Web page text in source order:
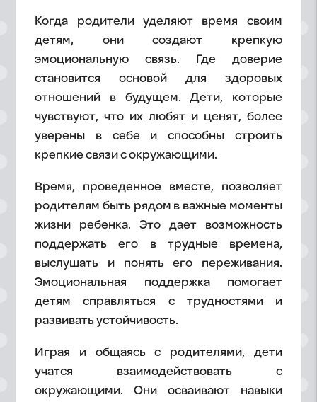
Когда родители уделяют время своим
детям, они создают крепкую
эмоциональную связь. Где доверие
становится основой для здоровых
отношений в будущем. Дети, которые
чувствуют, что их любят и ценят, более
уверены в себе и способны строить
крепкие связи с окружающими.
Время, проведенное вместе, позволяет
родителям быть рядом в важные моменты
жизни ребенка. Это дает возможность
поддержать его в трудные времена,
выслушать и понять его переживания.
Эмоциональная поддержка помогает
детям справляться с трудностями и
развивать устойчивость.
Играя и общаясь с родителями, дети
учатся взаимодействовать с
окружающими. Они осваивают навыки